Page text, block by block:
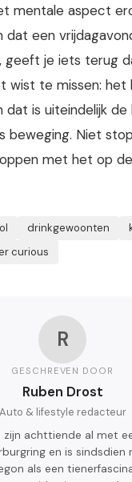
mentale aspect
dat een
geeft je iets terug
wist te missen:
dat is uiteindelijk de
beweging. Niet
met het op
drinkgewoonten
curious
R
GESCHREVEN DOOR
Ruben Drost
Auto & lifestyle redacteur
zijn achttiende al met
en is sindsdien
als een